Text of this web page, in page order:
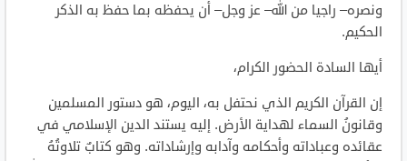
ونصره– راجيا من الله– عز وجل– أن يحفظه بما حفظ به الذكر
الحكيم.
أيها السادة الحضور الكرام،
إن القرآن الكريم الذي نحتفل به، اليوم، هو دستور المسلمين
وقانونُ السماء لهداية الأرض. إليه يستند الدين الإسلامي في
عقائده وعباداته وأحكامه وآدابه وإرشاداته. وهو كتابٌ تلاوتُهُ